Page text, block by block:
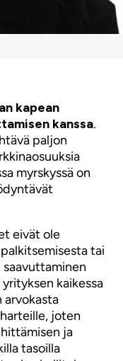
kapean
kanssa.
paljon
myrskyssä on
eivät ole
tai
kaikessa
arvokasta
joten
ja
tasoilla